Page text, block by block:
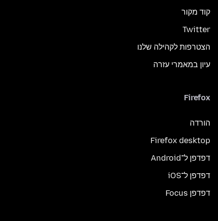
קוד מקור
Twitter
הצטרפות לקהילה שלנו
עיון במאמרי עזרה
Firefox
הורדה
Firefox desktop
דפדפן ל־Android
דפדפן ל־iOS
דפדפן Focus